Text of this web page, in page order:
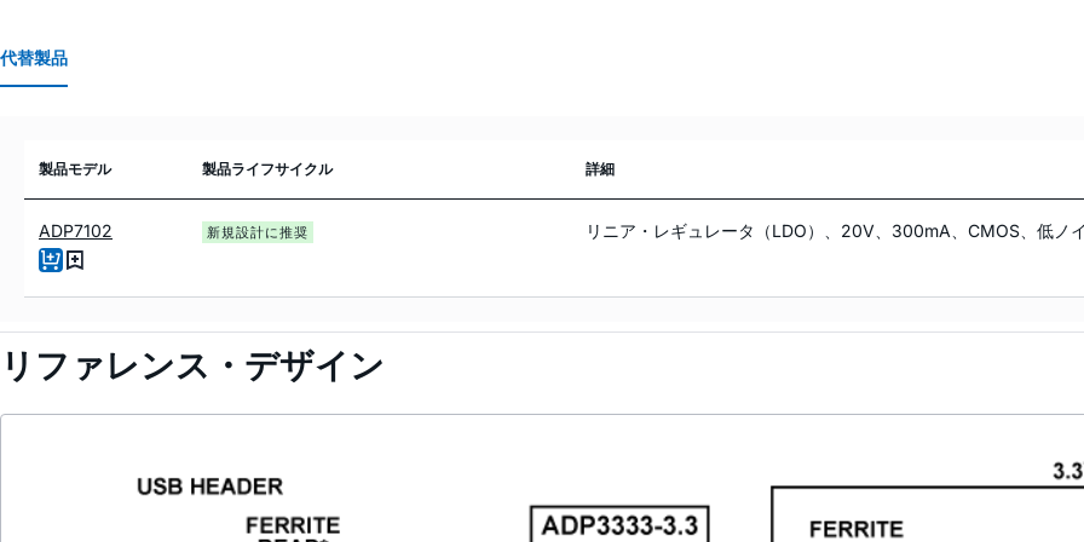
代替製品
製品モデル 製品ライフサイクル 詳細
ADP7102 新規設計に推奨 リニア・レギュレータ（LDO）、20V、300mA、CMOS、低ノ
リファレンス・デザイン